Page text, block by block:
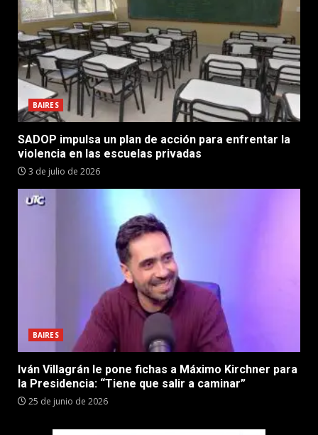
BAIRES
SADOP impulsa un plan de acción para enfrentar la
violencia en las escuelas privadas
3 de julio de 2026
BAIRES
Iván Villagrán le pone fichas a Máximo Kirchner para
la Presidencia: “Tiene que salir a caminar”
25 de junio de 2026